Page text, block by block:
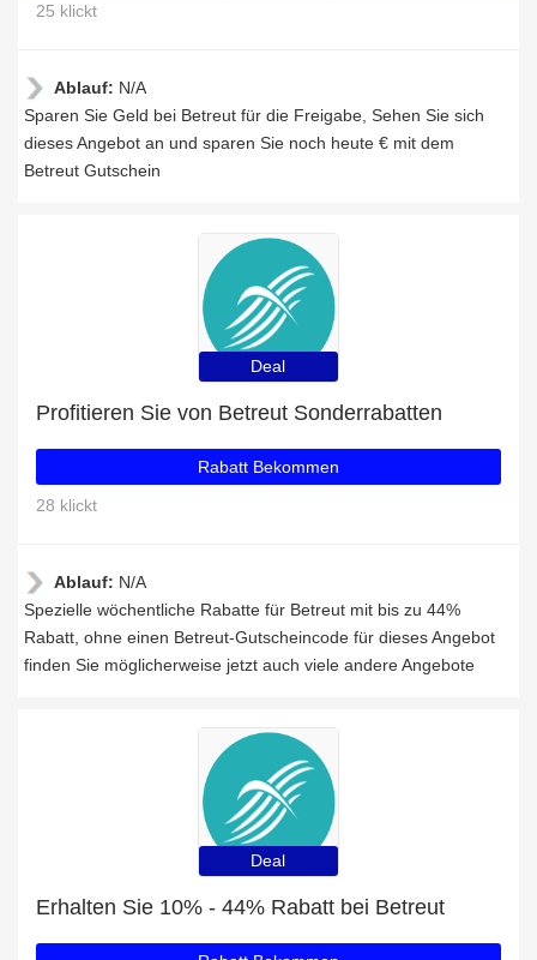
25 klickt
Ablauf: N/A
Sparen Sie Geld bei Betreut für die Freigabe, Sehen Sie sich
dieses Angebot an und sparen Sie noch heute € mit dem
Betreut Gutschein
Deal
Profitieren Sie von Betreut Sonderrabatten
Rabatt Bekommen
28 klickt
Ablauf: N/A
Spezielle wöchentliche Rabatte für Betreut mit bis zu 44%
Rabatt, ohne einen Betreut-Gutscheincode für dieses Angebot
finden Sie möglicherweise jetzt auch viele andere Angebote
Deal
Erhalten Sie 10% - 44% Rabatt bei Betreut